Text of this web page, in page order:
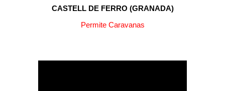
CASTELL DE FERRO (GRANADA)
Permite Caravanas